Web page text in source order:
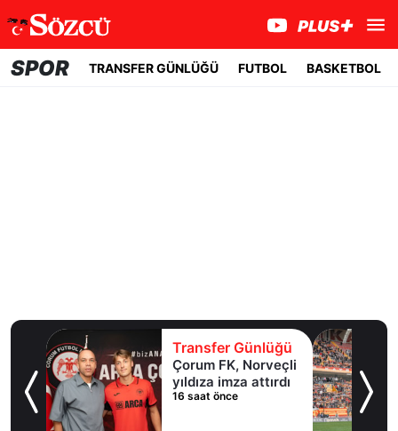
SPOR TRANSFER GÜNLÜĞÜ FUTBOL BASKETBOL
Transfer Günlüğü
Çorum FK, Norveçli
yıldıza imza attırdı
16 saat önce